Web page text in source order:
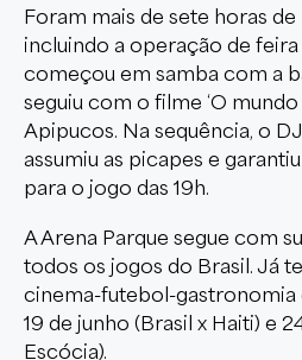
Foram mais de sete horas
incluindo a operação de
começou em samba com a
seguiu com o filme ‘O mundo
Apipucos. Na sequência, o
assumiu as picapes e
para o jogo das 19h.
A Arena Parque segue com
todos os jogos do Brasil. Já
cinema-futebol-gastronomia
19 de junho (Brasil x Haiti) e
Escócia).